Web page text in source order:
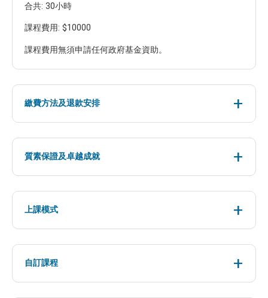
合共: 30小時
課程費用: $10000
課程費用無須申請任何政府基金資助。
繳費方法及退款安排
質素保證及卓越成就
上課模式
自訂課程